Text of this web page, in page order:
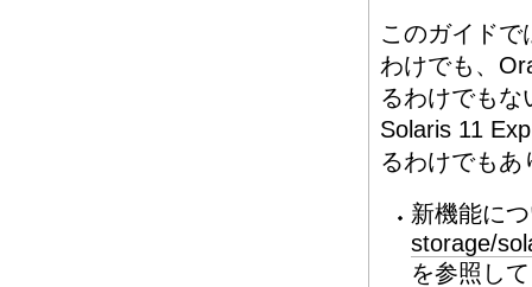
このガイドで
わけでも、
るわけでも
Solaris 11
るわけでもあ
新機能に
storage/
を参照し